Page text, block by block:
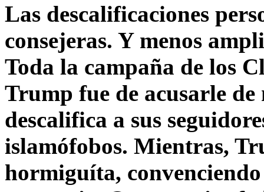
Las descalificaciones
consejeras. Y menos
Toda la campaña de los
Trump fue de acusarle
descalifica a sus
islamófobos. Mientras,
hormiguíta,